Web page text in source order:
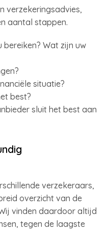
verzekeringsadvies,
aantal stappen.
Wat zijn uw
situatie?
best?
sluit het best aan
verzekeraars,
overzicht van de
vinden daardoor altijd
tegen de laagste